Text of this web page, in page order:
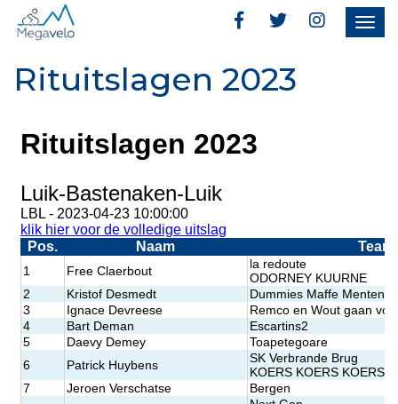
Rituitslagen 2023